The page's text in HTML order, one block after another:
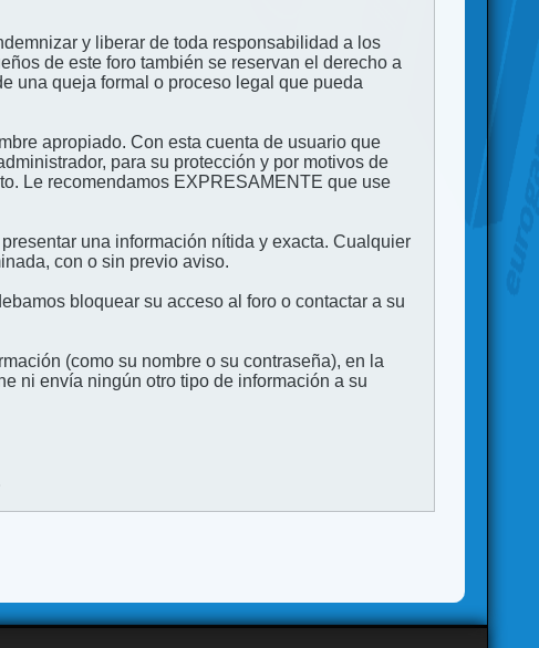
y liberar de toda responsabilidad a los
de este foro también se reservan el derecho a
una queja formal o proceso legal que pueda
apropiado. Con esta cuenta de usuario que
para su protección y por motivos de
Le recomendamos EXPRESAMENTE que use
una información nítida y exacta. Cualquier
con o sin previo aviso.
bloquear su acceso al foro o contactar a su
(como su nombre o su contraseña), en la
ni envía ningún otro tipo de información a su